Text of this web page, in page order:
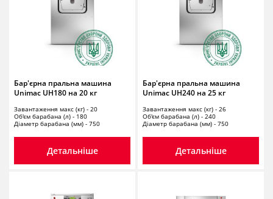
Бар'єрна пральна машина
Unimac UH180 на 20 кг
Завантаження макс (кг) - 20
Об'єм барабана (л) - 180
Діаметр барабана (мм) - 750
Детальніше
Бар'єрна пральна машина
Unimac UH240 на 25 кг
Завантаження макс (кг) - 26
Об'єм барабана (л) - 240
Діаметр барабана (мм) - 750
Детальніше